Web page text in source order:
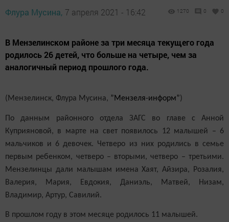
Флура Мусина, 7 апреля 2021 - 16:42 1270 0 0
В Мензелинском районе за три месяца текущего года
родилось 26 детей, что больше на четыре, чем за
аналогичный период прошлого года.
(Мензелинск, Флура Мусина, ”Мензеля-информ”)
По данным районного отдела ЗАГС во главе с Анной
Куприяновой, в марте на свет появилось 12 малышей – 6
мальчиков и 6 девочек. Четверо из них родились в семье
первым ребенком, четверо – вторыми, четверо – третьими.
Мензелинцы дали малышам имена Хаят, Айзира, Розалия,
Валерия, Мария, Евдокия, Даниэль, Матвей, Низам,
Владимир, Артур, Савилий.
В прошлом году в этом месяце родилось 11 малышей.